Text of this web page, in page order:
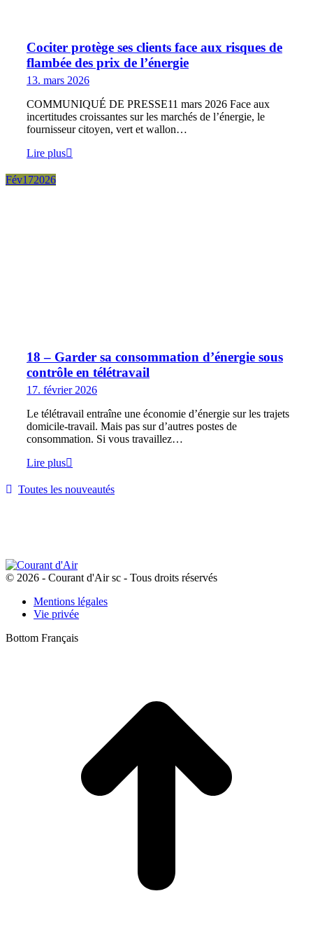
Cociter protège ses clients face aux risques de
flambée des prix de l’énergie
13. mars 2026
COMMUNIQUÉ DE PRESSE11 mars 2026 Face aux
incertitudes croissantes sur les marchés de l’énergie, le
fournisseur citoyen, vert et wallon…
Lire plus
Fév172026
18 – Garder sa consommation d’énergie sous
contrôle en télétravail
17. février 2026
Le télétravail entraîne une économie d’énergie sur les trajets
domicile-travail. Mais pas sur d’autres postes de
consommation. Si vous travaillez…
Lire plus
Toutes les nouveautés
© 2026 - Courant d'Air sc - Tous droits réservés
Mentions légales
Vie privée
Bottom Français